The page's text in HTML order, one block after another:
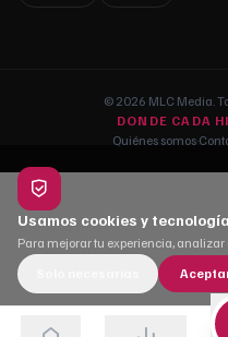
© 2026 MLC Media.
DONDE CADA
Quiénes somos·
Usamos cookies y
Para mejorar tu experiencia,